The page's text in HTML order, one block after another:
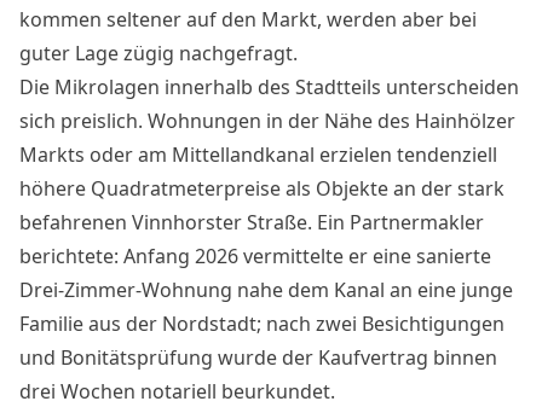
kommen seltener auf den Markt, werden aber bei
guter Lage zügig nachgefragt.
Die Mikrolagen innerhalb des Stadtteils unterscheiden
sich preislich. Wohnungen in der Nähe des Hainhölzer
Markts oder am Mittellandkanal erzielen tendenziell
höhere Quadratmeterpreise als Objekte an der stark
befahrenen Vinnhorster Straße. Ein Partnermakler
berichtete: Anfang 2026 vermittelte er eine sanierte
Drei-Zimmer-Wohnung nahe dem Kanal an eine junge
Familie aus der Nordstadt; nach zwei Besichtigungen
und Bonitätsprüfung wurde der Kaufvertrag binnen
drei Wochen notariell beurkundet.